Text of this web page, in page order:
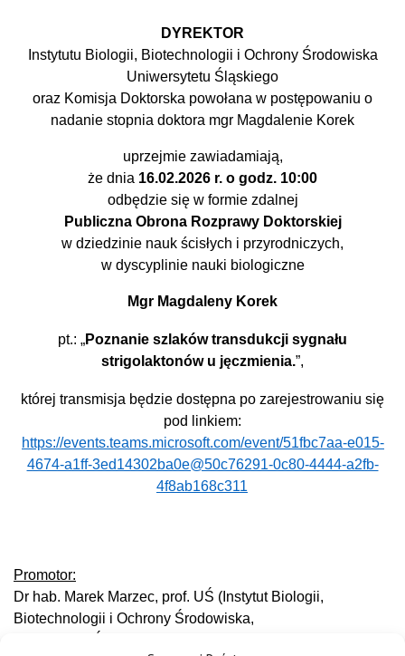
DYREKTOR
Instytutu Biologii, Biotechnologii i Ochrony Środowiska
Uniwersytetu Śląskiego
oraz Komisja Doktorska powołana w postępowaniu o
nadanie stopnia doktora mgr Magdalenie Korek
uprzejmie zawiadamiają,
że dnia 16.02.2026 r. o godz. 10:00
odbędzie się w formie zdalnej
Publiczna Obrona Rozprawy Doktorskiej
w dziedzinie nauk ścisłych i przyrodniczych,
w dyscyplinie nauki biologiczne
Mgr Magdaleny Korek
pt.: „Poznanie szlaków transdukcji sygnału
strigolaktonów u jęczmienia.”,
której transmisja będzie dostępna po zarejestrowaniu się
pod linkiem:
https://events.teams.microsoft.com/event/51fbc7aa-e015-
4674-a1ff-3ed14302ba0e@50c76291-0c80-4444-a2fb-
4f8ab168c311
Promotor:
Dr hab. Marek Marzec, prof. UŚ (Instytut Biologii,
Biotechnologii i Ochrony Środowiska,